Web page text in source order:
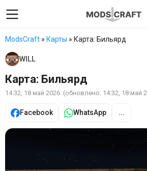
ModsCraft » Карты » Карта: Бильярд
WILL
Карта: Бильярд
14:32, 18 май 2026 (обновлено: 14:32, 18 май
Facebook WhatsApp ...